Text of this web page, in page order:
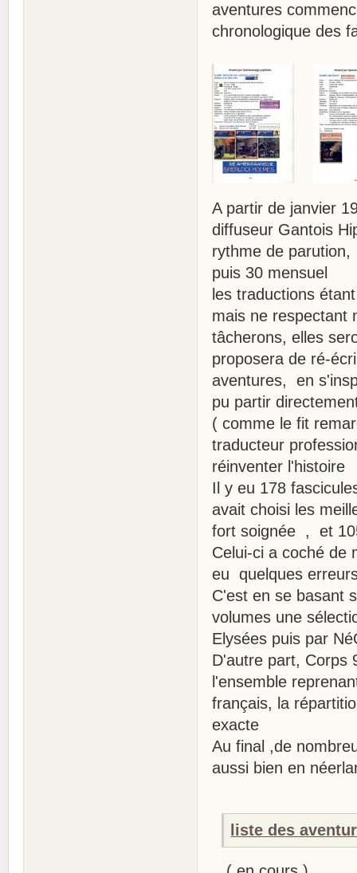
aventures
chronologique des
A partir de janvier
diffuseur Gantois
rythme de
puis 30 mensuel
les traductions
mais ne respectant
tâcherons, elles
proposera de ré-
aventures, en
pu partir
( comme le fit
traducteur
réinventer l'histoire
Il y eu 178
avait choisi les
fort soignée , et
Celui-ci a coché
eu quelques
C'est en se basant
volumes une
Elysées puis par
D'autre part, Corps
l'ensemble
français, la
exacte
Au final ,de
aussi bien en
liste des